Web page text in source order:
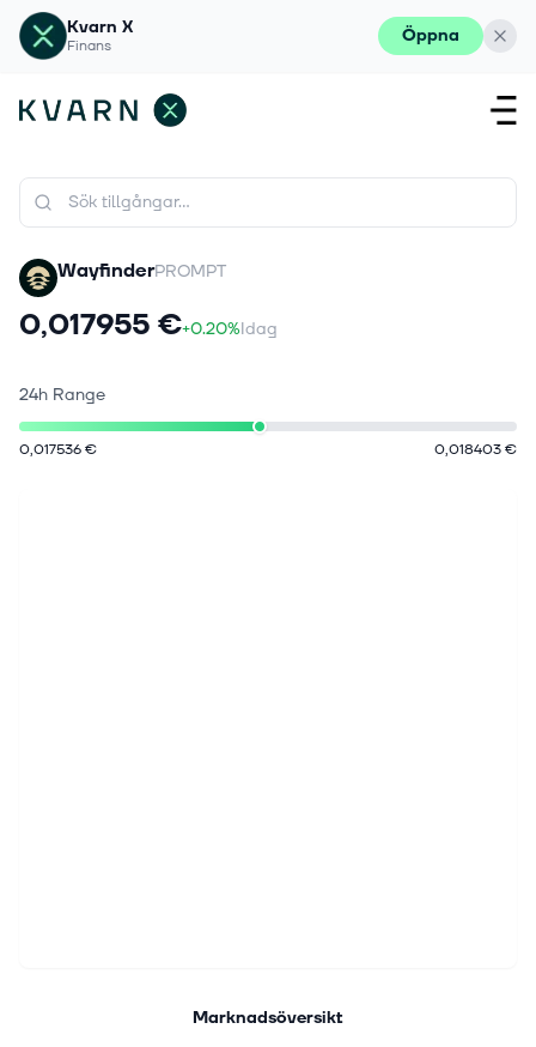
Kvarn X
Finans Öppna
WayfinderPROMPT
0,017955 €+0.20%Idag
24h Range
0,017536 € 0,018403 €
Marknadsöversikt